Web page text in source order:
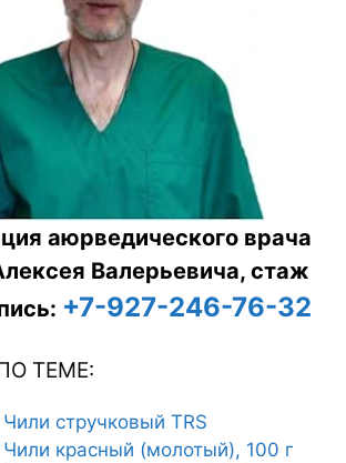
аюрведического врача
Валерьевича, стаж
+7-927-246-76-32
ТЕМЕ:
стручковый TRS
красный (молотый), 100 г